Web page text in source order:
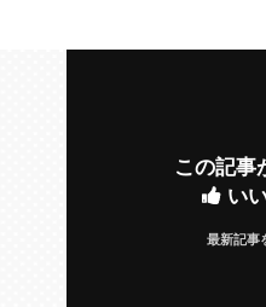
この記事
い
最新記事